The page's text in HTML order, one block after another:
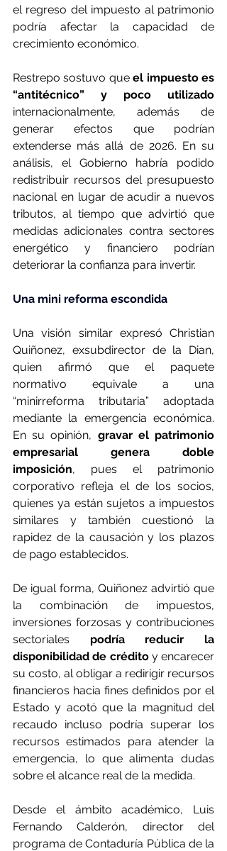
el regreso del impuesto al patrimonio
podría afectar la capacidad de
crecimiento económico.
Restrepo sostuvo que el impuesto es
“antitécnico” y poco utilizado
internacionalmente, además de
generar efectos que podrían
extenderse más allá de 2026. En su
análisis, el Gobierno habría podido
redistribuir recursos del presupuesto
nacional en lugar de acudir a nuevos
tributos, al tiempo que advirtió que
medidas adicionales contra sectores
energético y financiero podrían
deteriorar la confianza para invertir.
Una mini reforma escondida
Una visión similar expresó Christian
Quiñonez, exsubdirector de la Dian,
quien afirmó que el paquete
normativo equivale a una
“minirreforma tributaria” adoptada
mediante la emergencia económica.
En su opinión, gravar el patrimonio
empresarial genera doble
imposición, pues el patrimonio
corporativo refleja el de los socios,
quienes ya están sujetos a impuestos
similares y también cuestionó la
rapidez de la causación y los plazos
de pago establecidos.
De igual forma, Quiñonez advirtió que
la combinación de impuestos,
inversiones forzosas y contribuciones
sectoriales podría reducir la
disponibilidad de crédito y encarecer
su costo, al obligar a redirigir recursos
financieros hacia fines definidos por el
Estado y acotó que la magnitud del
recaudo incluso podría superar los
recursos estimados para atender la
emergencia, lo que alimenta dudas
sobre el alcance real de la medida.
Desde el ámbito académico, Luis
Fernando Calderón, director del
programa de Contaduría Pública de la